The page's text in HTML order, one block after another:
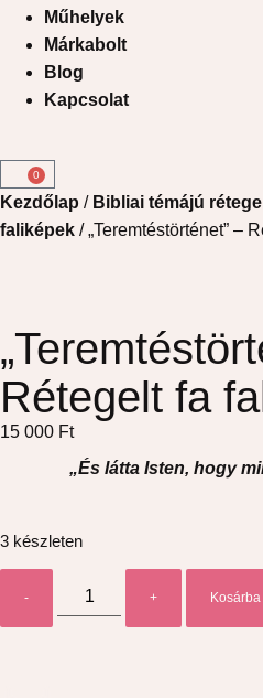
Műhelyek
Márkabolt
Blog
Kapcsolat
0
Kezdőlap / Bibliai témájú
faliképek / „Teremtéstörténet” –
Rétegelt fa
15 000 Ft
„És látta Isten, hogy
3 készleten
- +